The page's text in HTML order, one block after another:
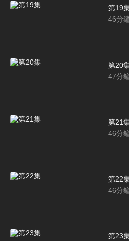
第19
46分
第20
47分
第21
46分
第22
46分
第23